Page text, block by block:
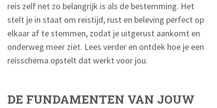
reis zelf net zo belangrijk is als de bestemming. Het
stelt je in staat om reistijd, rust en beleving perfect op
elkaar af te stemmen, zodat je uitgerust aankomt en
onderweg meer ziet. Lees verder en ontdek hoe je een
reisschema opstelt dat werkt voor jou.
DE FUNDAMENTEN VAN JOUW